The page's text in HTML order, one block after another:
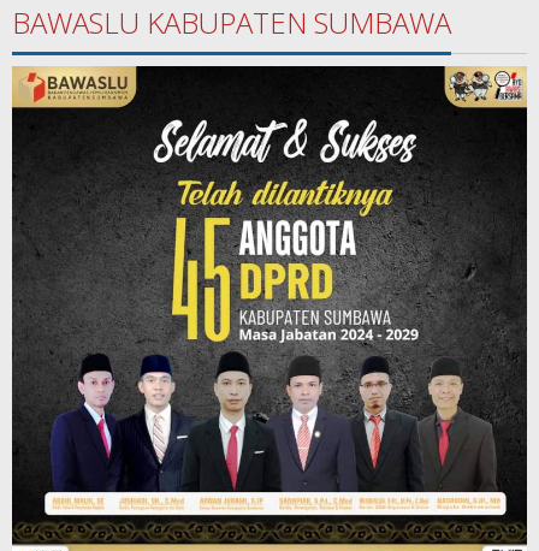
BAWASLU KABUPATEN SUMBAWA